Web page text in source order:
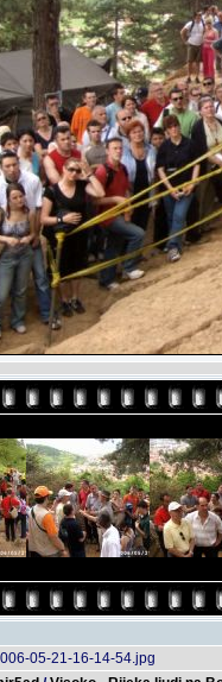
05-21-16-14-54.jpg